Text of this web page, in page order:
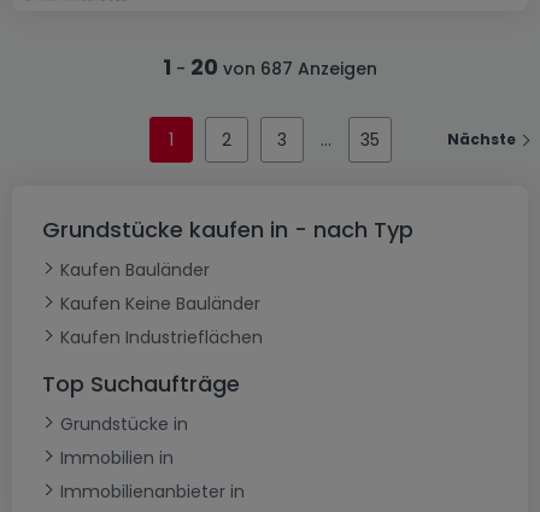
1 - 20 von 687 Anzeigen
1 2 3 35 Nächste
Grundstücke kaufen in - nach Typ
Kaufen Bauländer
Kaufen Keine Bauländer
Kaufen Industrieflächen
Top Suchaufträge
Grundstücke in
Immobilien in
Immobilienanbieter in